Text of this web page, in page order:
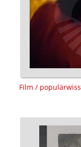
Film /